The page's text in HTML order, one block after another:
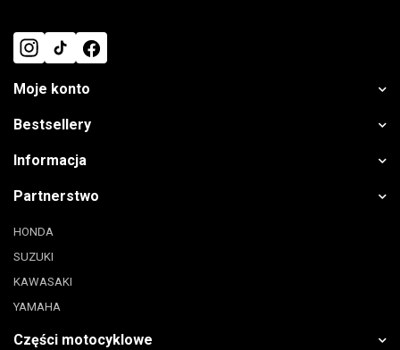
Moje konto
Bestsellery
Informacja
Partnerstwo
HONDA
SUZUKI
KAWASAKI
YAMAHA
Części motocyklowe